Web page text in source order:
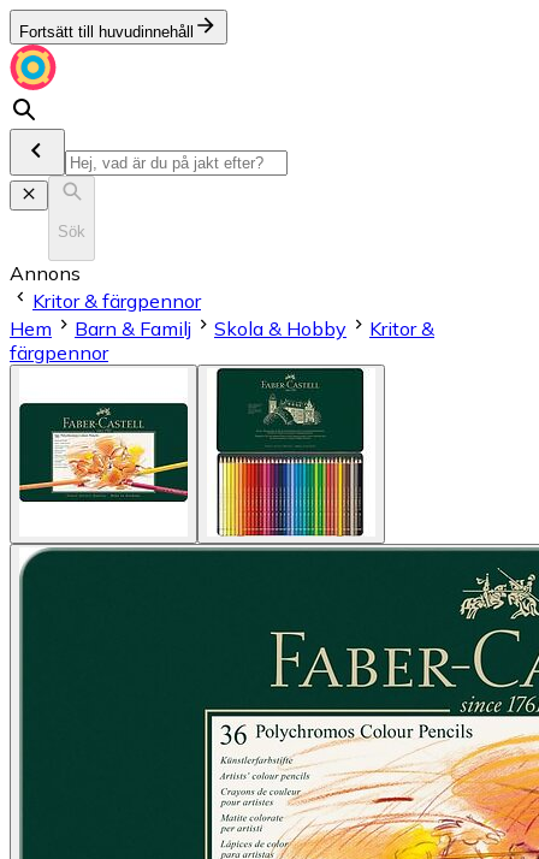
Fortsätt till huvudinnehåll
Sök
Annons
Kritor & färgpennor
Hem
Barn & Familj Skola & Hobby
Kritor &
färgpennor